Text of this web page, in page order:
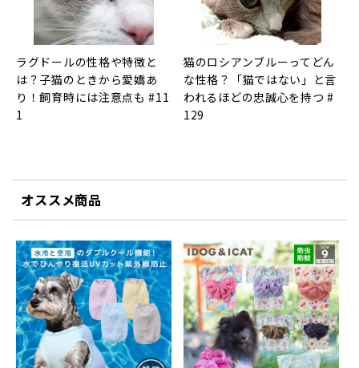
ラグドールの性格や特徴と
は？子猫のときから愛嬌あ
り！飼育時には注意点も #11
1
猫のロシアンブルーってどん
な性格？「猫ではない」と言
われるほどの忠誠心を持つ #
129
オススメ商品